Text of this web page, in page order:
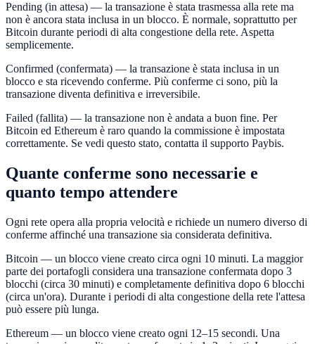
Pending (in attesa) — la transazione è stata trasmessa alla rete ma
non è ancora stata inclusa in un blocco. È normale, soprattutto per
Bitcoin durante periodi di alta congestione della rete. Aspetta
semplicemente.
Confirmed (confermata) — la transazione è stata inclusa in un
blocco e sta ricevendo conferme. Più conferme ci sono, più la
transazione diventa definitiva e irreversibile.
Failed (fallita) — la transazione non è andata a buon fine. Per
Bitcoin ed Ethereum è raro quando la commissione è impostata
correttamente. Se vedi questo stato, contatta il supporto Paybis.
Quante conferme sono necessarie e
quanto tempo attendere
Ogni rete opera alla propria velocità e richiede un numero diverso di
conferme affinché una transazione sia considerata definitiva.
Bitcoin — un blocco viene creato circa ogni 10 minuti. La maggior
parte dei portafogli considera una transazione confermata dopo 3
blocchi (circa 30 minuti) e completamente definitiva dopo 6 blocchi
(circa un'ora). Durante i periodi di alta congestione della rete l'attesa
può essere più lunga.
Ethereum — un blocco viene creato ogni 12–15 secondi. Una